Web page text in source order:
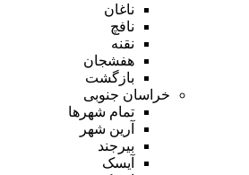
ناغان
نافچ
نقنه
هفشجان
بازگشت
خراسان جنوبی
تمام شهر‌ها
آرین شهر
بیرجند
آیسک